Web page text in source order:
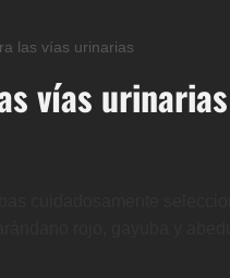
las vías urinarias
vías urinarias